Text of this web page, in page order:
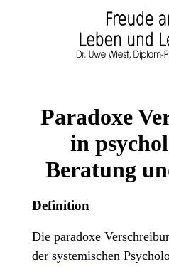
Paradoxe
in
Beratung
Definition
Die paradoxe
der systemischen